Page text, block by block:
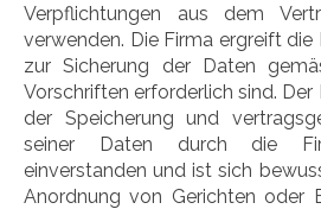
Verpflichtungen aus dem
verwenden. Die Firma ergreift die
zur Sicherung der Daten
Vorschriften erforderlich sind.
der Speicherung und
seiner Daten durch die
einverstanden und ist sich
Anordnung von Gerichten oder